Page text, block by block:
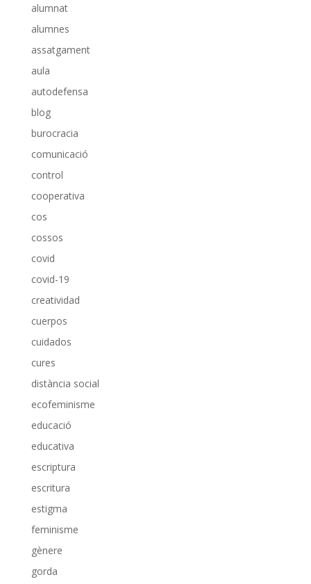
alumnat
alumnes
assatgament
aula
autodefensa
blog
burocracia
comunicació
control
cooperativa
cos
cossos
covid
covid-19
creatividad
cuerpos
cuidados
cures
distància social
ecofeminisme
educació
educativa
escriptura
escritura
estigma
feminisme
gènere
gorda